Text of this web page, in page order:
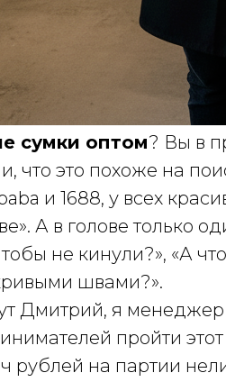
сумки оптом? Вы в
что это похоже на
и 1688, у всех
А в голове только
не кинули?», «А
швами?».
Дмитрий, я менеджер
пройти этот
рублей на партии